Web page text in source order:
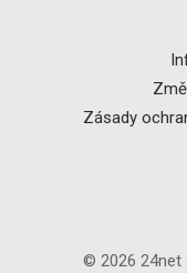
Zásady
© 2026 24net